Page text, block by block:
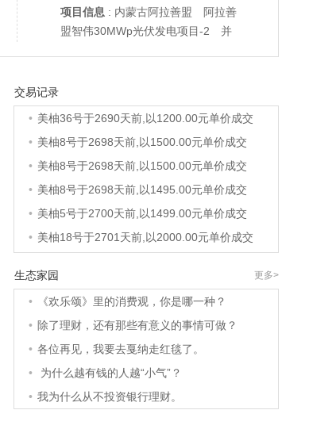
项目信息 : 内蒙古阿拉善盟 阿拉善
盟智伟30MWp光伏发电项目-2 并
交易记录
• 美柚40号于2689天前,以1200.00元单价成交
• 美柚36号于2690天前,以1200.00元单价成交
• 美柚8号于2698天前,以1500.00元单价成交
• 美柚8号于2698天前,以1500.00元单价成交
• 美柚8号于2698天前,以1495.00元单价成交
• 美柚5号于2700天前,以1499.00元单价成交
• 美柚18号于2701天前,以2000.00元单价成交
•
美柚3号于2701天前,以1500.00元单价成交
美柚38号于2702天前,以1500.00元单价成交
美柚20号于2716天前,以1495.00元单价成交
美柚38号于2719天前,以1500.00元单价成交
美柚10号于2719天前,以2000.00元单价成交
美柚8号于2721天前,以1490.00元单价成交
生态家园 更多>
•
《欢乐颂》里的消费观，你是哪一种？
• 除了理财，还有那些有意义的事情可做？
• 各位再见，我要去戛纳走红毯了。
•
为什么越有钱的人越“小气”？
• 我为什么从不投资银行理财。